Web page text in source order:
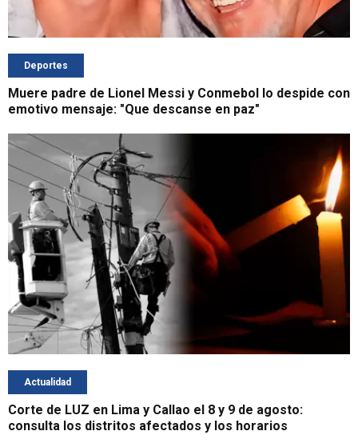
Deportes
Muere padre de Lionel Messi y Conmebol lo despide con
emotivo mensaje: "Que descanse en paz"
Actualidad
Corte de LUZ en Lima y Callao el 8 y 9 de agosto:
consulta los distritos afectados y los horarios